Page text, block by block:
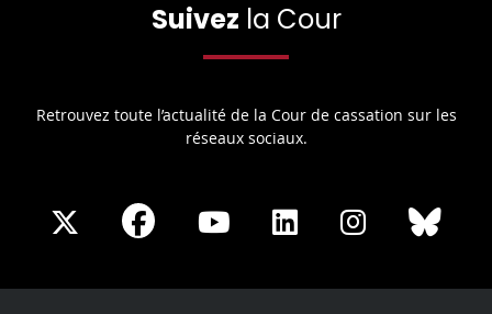
Suivez la Cour
Retrouvez toute l’actualité de la Cour de cassation sur les
réseaux sociaux.
Share
X
Share
Facebook
Share
Youtube
Share
LinkedIn
Share
Instagram